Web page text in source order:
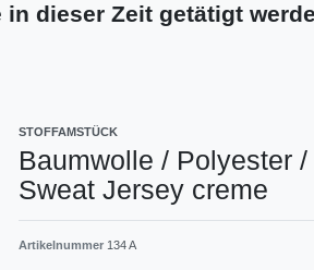
dieser Zeit getätigt
STOFFAMSTÜCK
Baumwolle / Polyester
Sweat Jersey creme
Artikelnummer 134 A